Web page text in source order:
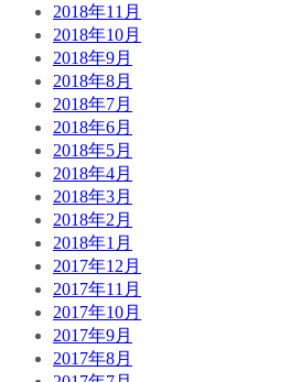
2018年11月
2018年10月
2018年9月
2018年8月
2018年7月
2018年6月
2018年5月
2018年4月
2018年3月
2018年2月
2018年1月
2017年12月
2017年11月
2017年10月
2017年9月
2017年8月